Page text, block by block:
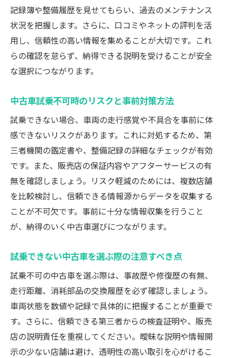
記録簿や整備履歴を見せてもらい、過去のメンテナンス
状況を把握します。さらに、口コミやネットの評判を活
用し、信頼性の高い情報を集めることが大切です。これ
らの確認を怠らず、納得できる説明を受けることが安全
な選択につながります。
中古車試乗不可時のリスクと事前対策方法
試乗できない場合、車両の走行感覚や不具合を事前に体
感できないリスクがあります。これに対処するため、第
三者機関の鑑定書や、整備記録の詳細なチェックが有効
です。また、販売店の保証内容やアフターサービスの有
無を確認しましょう。リスク軽減のためには、複数店舗
を比較検討し、信頼できる情報源からデータを収集する
ことが不可欠です。事前に十分な情報収集を行うこと
が、納得のいく中古車選びにつながります。
試乗できない中古車を選ぶ際の注意すべき点
試乗不可の中古車を選ぶ際は、事故歴や修復歴の有無、
走行距離、消耗部品の交換履歴を必ず確認しましょう。
車両状態を数値や記録で具体的に把握することが重要で
す。さらに、信頼できる第三者からの検査証明や、販売
店の説明責任を重視してください。曖昧な説明や情報開
示の少ない店舗は避け、透明性の高い取引を心がけるこ